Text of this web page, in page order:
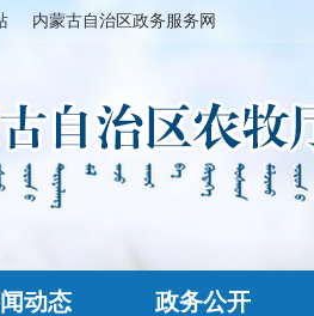
内蒙古自治区政务服务网
动态 政务公开